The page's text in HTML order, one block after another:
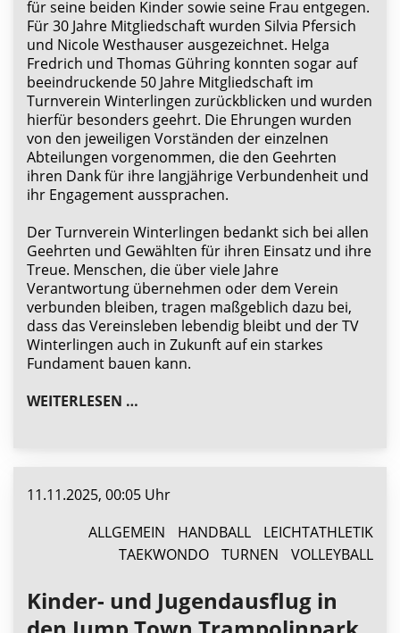
für seine beiden Kinder sowie seine Frau entgegen.
Für 30 Jahre Mitgliedschaft wurden Silvia Pfersich
und Nicole Westhauser ausgezeichnet. Helga
Fredrich und Thomas Gühring konnten sogar auf
beeindruckende 50 Jahre Mitgliedschaft im
Turnverein Winterlingen zurückblicken und wurden
hierfür besonders geehrt. Die Ehrungen wurden
von den jeweiligen Vorständen der einzelnen
Abteilungen vorgenommen, die den Geehrten
ihren Dank für ihre langjährige Verbundenheit und
ihr Engagement aussprachen.
Der Turnverein Winterlingen bedankt sich bei allen
Geehrten und Gewählten für ihren Einsatz und ihre
Treue. Menschen, die über viele Jahre
Verantwortung übernehmen oder dem Verein
verbunden bleiben, tragen maßgeblich dazu bei,
dass das Vereinsleben lebendig bleibt und der TV
Winterlingen auch in Zukunft auf ein starkes
Fundament bauen kann.
WEITERLESEN …
11.11.2025, 00:05 Uhr
ALLGEMEIN
HANDBALL
LEICHTATHLETIK
TAEKWONDO
TURNEN VOLLEYBALL
Kinder- und Jugendausflug in